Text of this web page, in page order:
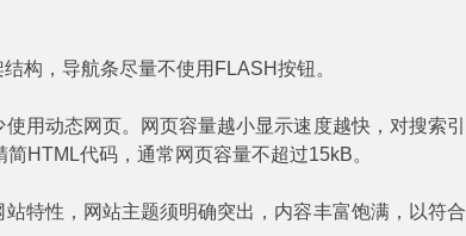
构，导航条尽量不使用FLASH按钮。
用动态网页。网页容量越小显示速度越快，对搜索引
HTML代码，通常网页容量不超过15kB。
特性，网站主题须明确突出，内容丰富饱满，以符合